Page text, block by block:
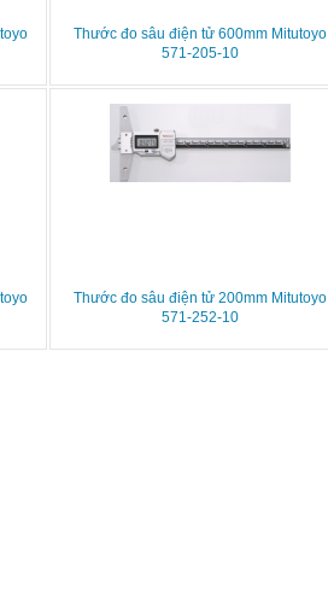
Thước đo sâu điện tử 600mm Mitutoyo
571-205-10
Thước đo sâu điện tử 200mm Mitutoyo
571-252-10